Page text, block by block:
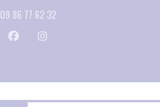
09 86 77 62 32
Facebook ((opent in een nieuw
Instagram ((opent in een